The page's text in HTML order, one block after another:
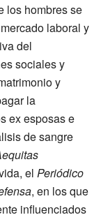
los hombres se
laboral y
del
sociales y
y
la
ex esposas e
de sangre
el Periódico
, en los que
influenciados